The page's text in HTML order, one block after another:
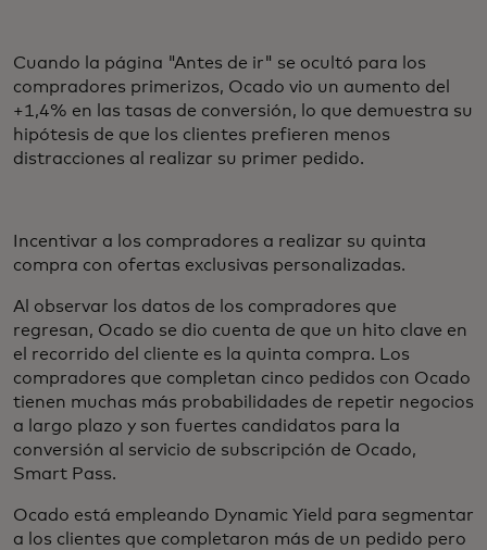
Cuando la página "Antes de ir" se ocultó para los
compradores primerizos, Ocado vio un aumento del
+1,4% en las tasas de conversión, lo que demuestra su
hipótesis de que los clientes prefieren menos
distracciones al realizar su primer pedido.
Incentivar a los compradores a realizar su quinta
compra con ofertas exclusivas personalizadas.
Al observar los datos de los compradores que
regresan, Ocado se dio cuenta de que un hito clave en
el recorrido del cliente es la quinta compra. Los
compradores que completan cinco pedidos con Ocado
tienen muchas más probabilidades de repetir negocios
a largo plazo y son fuertes candidatos para la
conversión al servicio de subscripción de Ocado,
Smart Pass.
Ocado está empleando Dynamic Yield para segmentar
a los clientes que completaron más de un pedido pero